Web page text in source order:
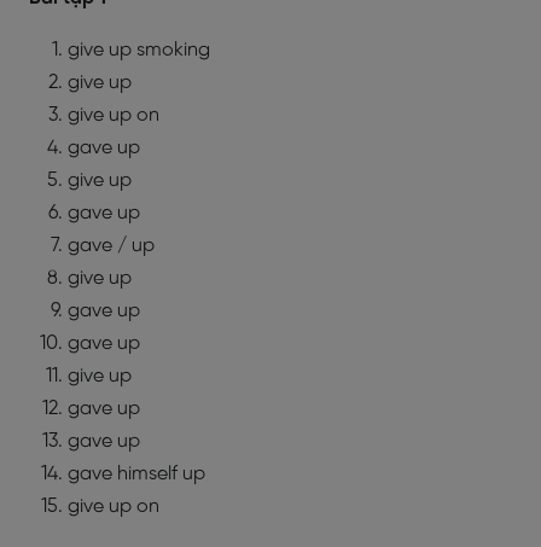
give up smoking
give up
give up on
gave up
give up
gave up
gave / up
give up
gave up
gave up
give up
gave up
gave up
gave himself up
give up on